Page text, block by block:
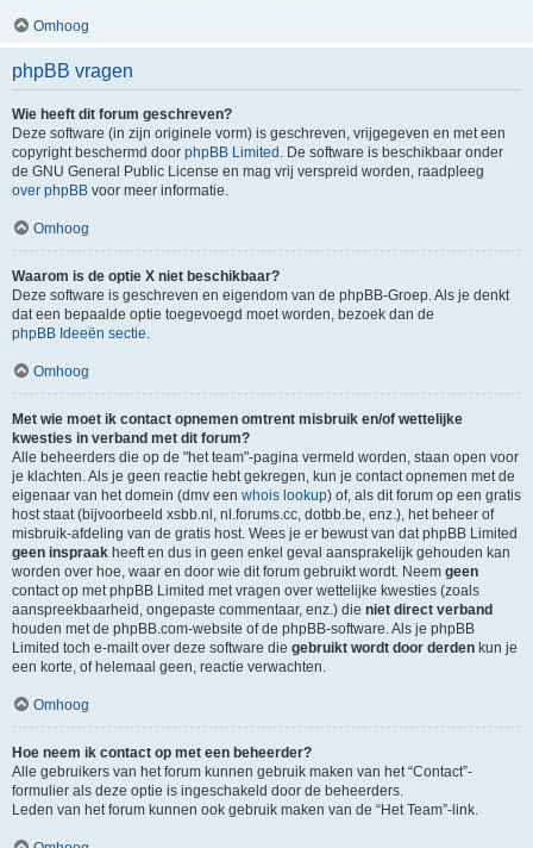
Omhoog
phpBB vragen
Wie heeft dit forum geschreven?
Deze software (in zijn originele vorm) is geschreven, vrijgegeven en met een
copyright beschermd door phpBB Limited . De software is beschikbaar onder
de GNU General Public License en mag vrij verspreid worden, raadpleeg
over phpBB voor meer informatie.
Omhoog
Waarom is de optie X niet beschikbaar?
Deze software is geschreven en eigendom van de phpBB-Groep. Als je denkt
dat een bepaalde optie toegevoegd moet worden, bezoek dan de
phpBB Ideeën sectie.
Omhoog
Met wie moet ik contact opnemen omtrent misbruik en/of wettelijke
kwesties in verband met dit forum?
Alle beheerders die op de "het team"-pagina vermeld worden, staan open voor
je klachten. Als je geen reactie hebt gekregen, kun je contact opnemen met de
eigenaar van het domein (dmv een whois lookup) of, als dit forum op een gratis
host staat (bijvoorbeeld xsbb.nl, nl.forums.cc, dotbb.be, enz.), het beheer of
misbruik-afdeling van de gratis host. Wees je er bewust van dat phpBB Limited
geen inspraak heeft en dus in geen enkel geval aansprakelijk gehouden kan
worden over hoe, waar en door wie dit forum gebruikt wordt. Neem geen
contact op met phpBB Limited met vragen over wettelijke kwesties (zoals
aanspreekbaarheid, ongepaste commentaar, enz.) die niet direct verband
houden met de phpBB.com-website of de phpBB-software. Als je phpBB
Limited toch e-mailt over deze software die gebruikt wordt door derden kun je
een korte, of helemaal geen, reactie verwachten.
Omhoog
Hoe neem ik contact op met een beheerder?
Alle gebruikers van het forum kunnen gebruik maken van het “Contact”-
formulier als deze optie is ingeschakeld door de beheerders.
Leden van het forum kunnen ook gebruik maken van de “Het Team”-link.